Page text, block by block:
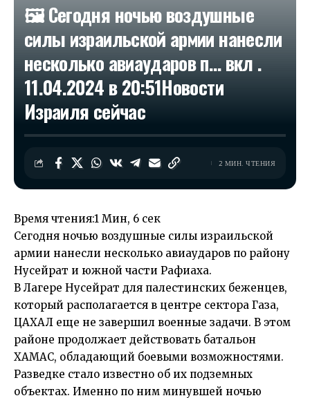
🖼 Сегодня ночью воздушные
силы израильской армии нанесли
несколько авиаударов п… вкл .
11.04.2024 в 20:51​Новости
Израиля сейчас
2 МИН. ЧТЕНИЯ
Время чтения:1 Мин, 6 сек
Сегодня ночью воздушные силы израильской
армии нанесли несколько авиаударов по району
Нусейрат и южной части Рафиаха.
В Лагере Нусейрат для палестинских беженцев,
который располагается в центре сектора Газа,
ЦАХАЛ еще не завершил военные задачи. В этом
районе продолжает действовать батальон
ХАМАС, обладающий боевыми возможностями.
Разведке стало известно об их подземных
объектах. Именно по ним минувшей ночью